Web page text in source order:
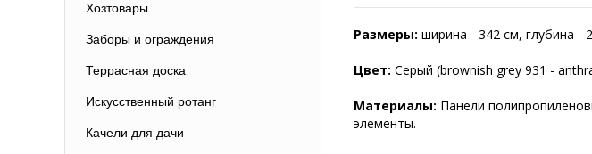
Хозтовары
Заборы и ограждения
Террасная доска
Искусственный ротанг
Качели для дачи
Размеры: ширина - 342 см, глубина -
Цвет: Серый (brownish grey 931 -
Материалы: Панели
элементы.